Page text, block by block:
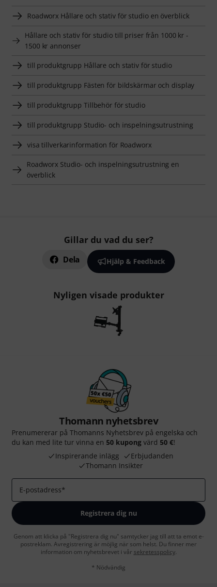
Roadworx Hållare och stativ för studio en överblick
Hållare och stativ för studio till priser från 1000 kr -
1500 kr annonser
till produktgrupp Hållare och stativ för studio
till produktgrupp Fästen för bildskärmar och display
till produktgrupp Tillbehör för studio
till produktgrupp Studio- och inspelningsutrustning
visa tillverkarinformation för Roadworx
Roadworx Studio- och inspelningsutrustning en
överblick
Gillar du vad du ser?
Dela Hjälp & Feedback
Nyligen visade produkter
Thomann nyhetsbrev
Prenumererar på Thomanns Nyhetsbrev på engelska och
du kan med lite tur vinna en 50 kupong värd 50 €!
Inspirerande inlägg
Erbjudanden
Thomann Insikter
E-postadress*
Registrera dig nu
Genom att klicka på "Registrera dig nu" samtycker jag till att ta emot e-
postreklam. Avregistrering är möjlig när som helst. Du finner mer
information om nyhetsbrevet i vår sekretesspolicy.
* Nödvändig